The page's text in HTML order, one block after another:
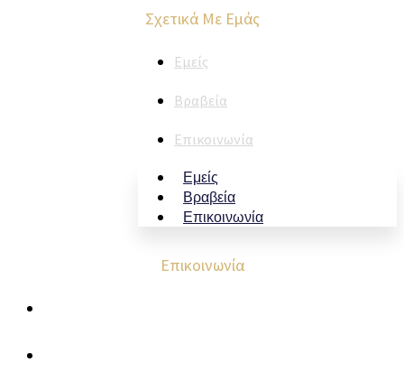
Σχετικά Με Εμάς
Εμείς
Βραβεία
Επικοινωνία
Εμείς
Βραβεία
Επικοινωνία
Επικοινωνία